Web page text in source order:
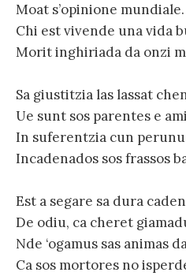
Moat s’opinione mundiale.
Chi est vivende una vida
Morit inghiriada da onzi
Sa giustitzia las lassat
Ue sunt sos parentes e
In suferentzia cun
Incadenados sos frassos
Est a segare sa dura
De odiu, ca cheret
Nde ‘ogamus sas animas
Ca sos mortores no